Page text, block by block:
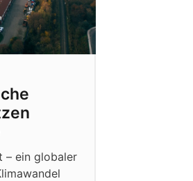
– ein globaler